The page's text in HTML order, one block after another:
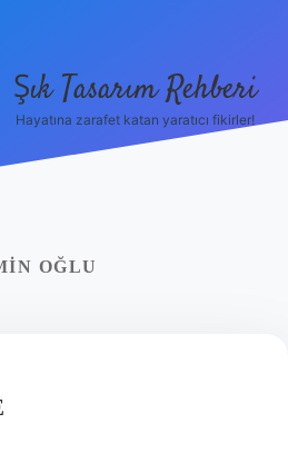
Şık Tasarım Rehberi
Hayatına zarafet katan yaratıcı fikirler!
OĞLU